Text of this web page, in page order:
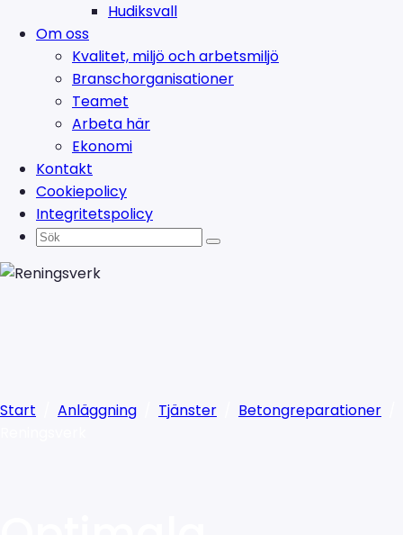
Hudiksvall
Om oss
Kvalitet, miljö och arbetsmiljö
Branschorganisationer
Teamet
Arbeta här
Ekonomi
Kontakt
Cookiepolicy
Integritetspolicy
Start Anläggning Tjänster Betongreparationer